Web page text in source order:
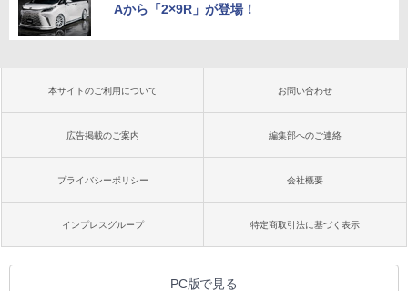
Aから「2×9R」が登場！
本サイトのご利用について お問い合わせ
広告掲載のご案内 編集部へのご連絡
プライバシーポリシー 会社概要
インプレスグループ 特定商取引法に基づく表示
PC版で見る